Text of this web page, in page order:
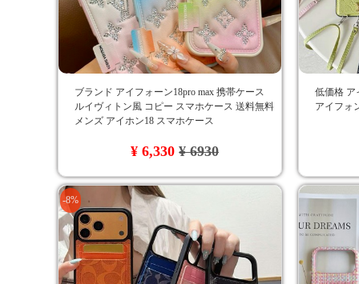
ブランド アイフォーン18pro max 携帯ケース
ルイヴィトン風 コピー スマホケース 送料無料
メンズ アイホン18 スマホケース
¥ 6,330¥ 6930
低価格 ア
アイフォ
-8%